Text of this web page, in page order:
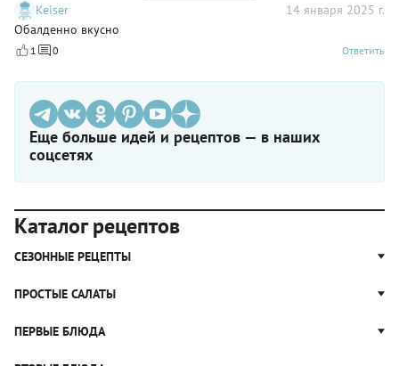
Keiser
14 января 2025 г.
Обалденно вкусно
1 0 Ответить
Еще больше идей и рецептов — в наших
соцсетях
Каталог рецептов
СЕЗОННЫЕ РЕЦЕПТЫ
Рецепты из капусты
Рецепты с грибами
Яблочные пироги
ПРОСТЫЕ САЛАТЫ
Простые салаты
ПЕРВЫЕ БЛЮДА
Щи